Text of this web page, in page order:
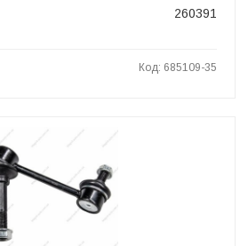
260391
Код: 685109-35